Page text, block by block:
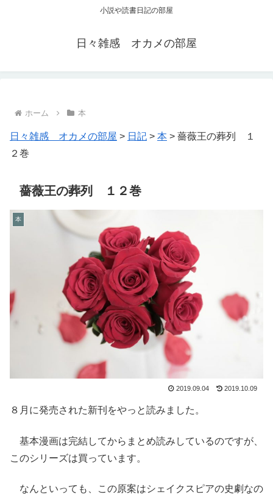
小説や読書日記の部屋
日々雑感 オカメの部屋
ホーム 本
日々雑感 オカメの部屋 > 日記 > 本 > 薔薇王の葬列 １
２巻
薔薇王の葬列 １２巻
本
2019.09.04 2019.10.09
８月に発売された新刊をやっと読みました。
基本漫画は完結してからまとめ読みしているのですが、
このシリーズは買っています。
なんといっても、この原案はシェイクスピアの史劇なの